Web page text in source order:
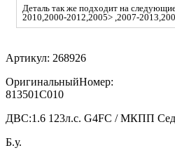
Деталь так же подходит на
2010,2000-2012,2005> ,2007-
Артикул: 268926
ОригинальныйНомер:
813501C010
ДВС:1.6 123л.с. G4FC / МКПП
Б.у.